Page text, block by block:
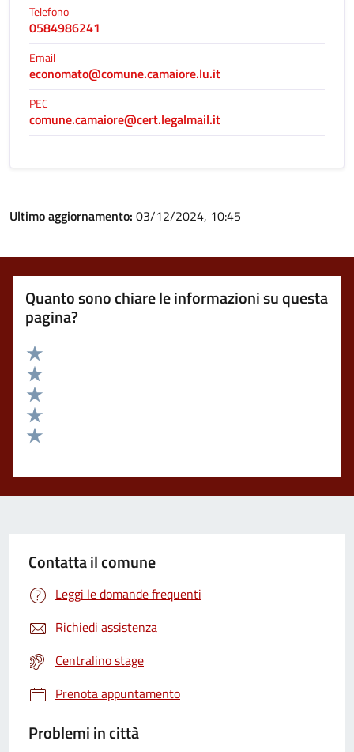
Telefono
0584986241
Email
economato@comune.camaiore.lu.it
PEC
comune.camaiore@cert.legalmail.it
Ultimo aggiornamento: 03/12/2024, 10:45
Quanto sono chiare le informazioni su questa
pagina?
Valuta 5 stelle su 5
Valuta 4 stelle su 5
Valuta 3 stelle su 5
Valuta 2 stelle su 5
Contatta il comune
Leggi le domande frequenti
Richiedi assistenza
Centralino stage
Prenota appuntamento
Problemi in città